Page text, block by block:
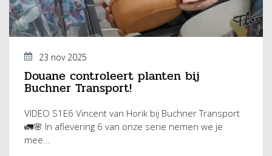
23 nov 2025
Douane controleert planten bij
Buchner Transport!
VIDEO S1E6 Vincent van Horik bij Buchner Transport
🚛🌸 In aflevering 6 van onze serie nemen we je
mee...